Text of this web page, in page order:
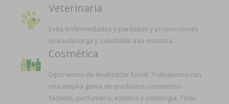
Veterinaria
Evita enfermedades y parásitos y proporciónale
una vida larga y saludable a tu mascota.
Cosmética
Diponemos de Analizador Facial. Trabajamos con
una amplia gama de productos cosméticos
faciales, perfumería, estética y podología. Todo